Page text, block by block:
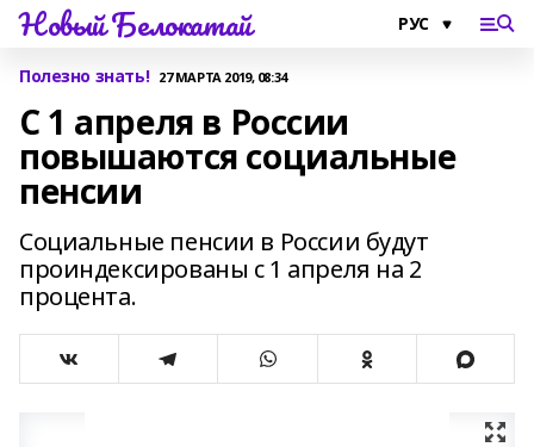
Новый Белокатай
Полезно знать! 27 МАРТА 2019, 08:34
С 1 апреля в России
повышаются социальные
пенсии
Социальные пенсии в России будут
проиндексированы с 1 апреля на 2
процента.